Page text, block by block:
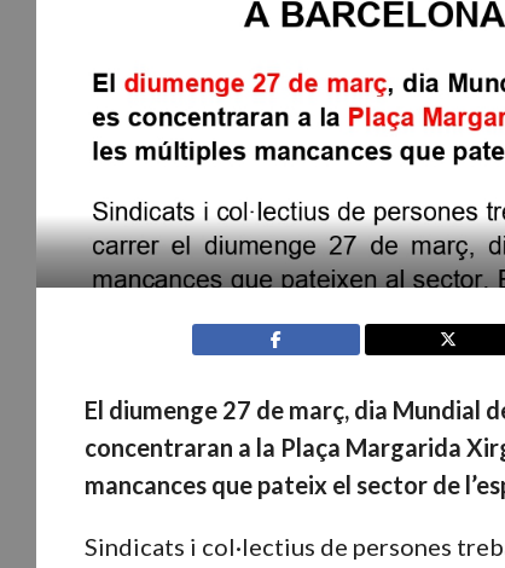
El diumenge 27 de març, dia Mundial
concentraran a la Plaça Margarida
mancances que pateix el sector de
Sindicats i col·lectius de persones